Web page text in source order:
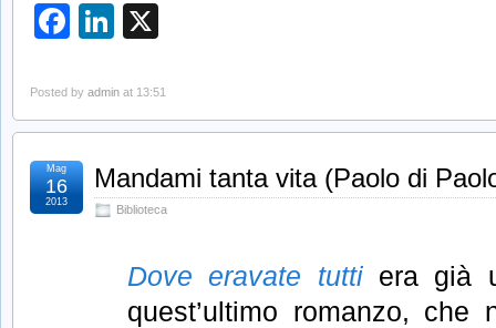
Facebook
LinkedIn
Posted by admin at 13:51
Mandami tanta vita (Paolo di
Biblioteca
Mag
16
2013
Dove eravate tuttiera già
quest’ultimo romanzo,